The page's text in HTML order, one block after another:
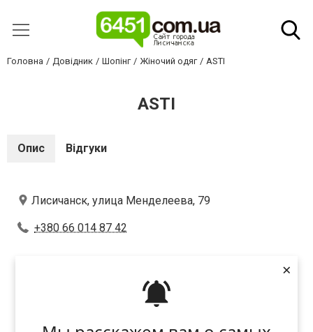
×
Головна Довідник Шопінг Жіночий одяг ASTI
ASTI
Опис Відгуки
Лисичанск, улица Менделеева, 79
+380 66 014 87 42
оцінок)